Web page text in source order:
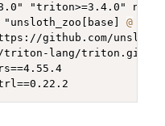
"triton>=3.4.0"
@
github.com/
lang/